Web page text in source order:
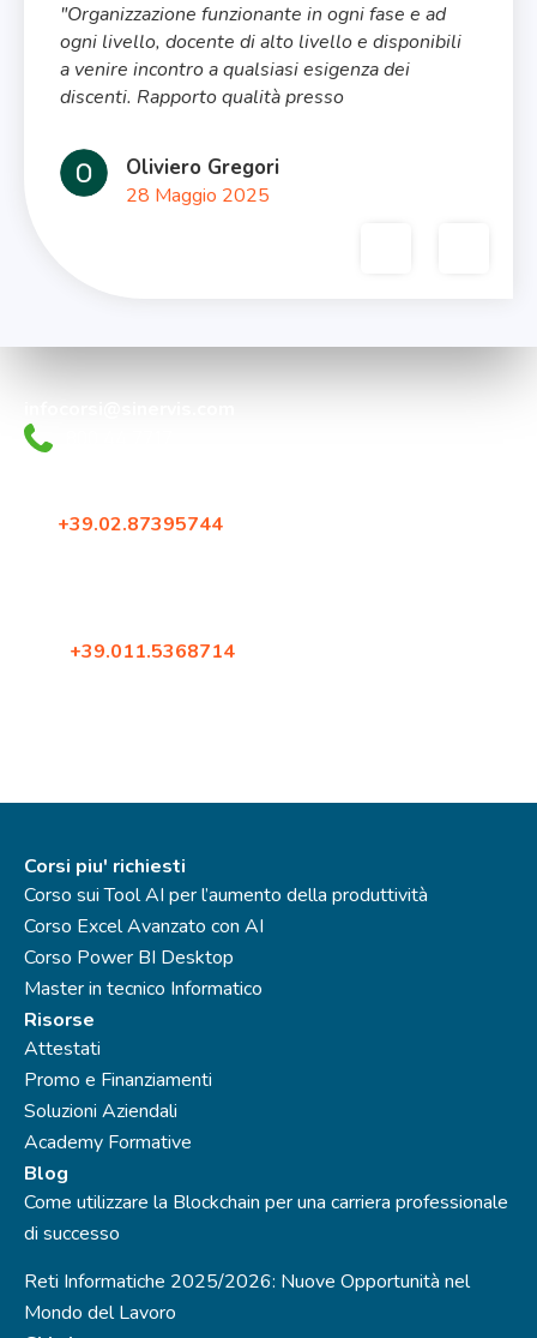
"Organizzazione funzionante in ogni fase e ad
ogni livello, docente di alto livello e disponibili
a venire incontro a qualsiasi esigenza dei
discenti. Rapporto qualità presso
di questa società a tutti i miei contatti. Devo
solo metabolizzare la quantità enorme di
contenuti che mi sono stati passati. Ma se
Oliviero Gregori
28 Maggio 2025
+39.02.87395744
+39.011.5368714
Corsi piu' richiesti
Corso sui Tool AI per l’aumento della produttività
Corso Excel Avanzato con AI
Corso Power BI Desktop
Master in tecnico Informatico
Risorse
Attestati
Promo e Finanziamenti
Soluzioni Aziendali
Academy Formative
Blog
Come utilizzare la Blockchain per una carriera professionale
di successo
Reti Informatiche 2025/2026: Nuove Opportunità nel
Mondo del Lavoro